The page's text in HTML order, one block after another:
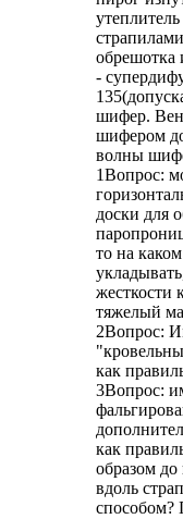
обрешотка
-
шифер.
шифером
волны
1Вопрос:
доски для
то на
жесткости
тяжелый
2Вопрос:
как
3Вопрос:
как
образом
вдоль
способом?